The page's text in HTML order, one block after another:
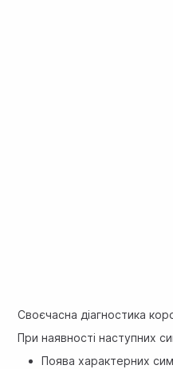
Своєчасна діагностика
При наявності наступних
Поява характерних